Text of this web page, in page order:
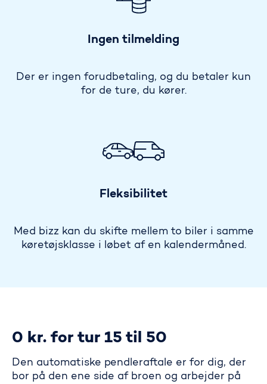
Ingen tilmelding
Der er ingen forudbetaling, og du betaler kun
for de ture, du kører.
Fleksibilitet
Med bizz kan du skifte mellem to biler i samme
køretøjsklasse i løbet af en kalendermåned.
0 kr. for tur 15 til 50
Den automatiske pendleraftale er for dig, der
bor på den ene side af broen og arbejder på